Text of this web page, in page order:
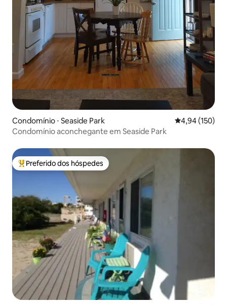
Condomínio ⋅ Seaside Park 4,94 de uma
4,94 (150)
Condomínio aconchegante em Seaside Park
Entre os melhores preferidos dos hóspedes
Preferido dos hóspedes